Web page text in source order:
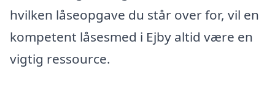
hvilken låseopgave du står over for, vil en
kompetent låsesmed i Ejby altid være en
vigtig ressource.